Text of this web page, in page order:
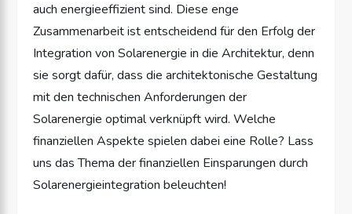
auch energieeffizient sind. Diese enge
Zusammenarbeit ist entscheidend für den Erfolg der
Integration von Solarenergie in die Architektur, denn
sie sorgt dafür, dass die architektonische Gestaltung
mit den technischen Anforderungen der
Solarenergie optimal verknüpft wird. Welche
finanziellen Aspekte spielen dabei eine Rolle? Lass
uns das Thema der finanziellen Einsparungen durch
Solarenergieintegration beleuchten!